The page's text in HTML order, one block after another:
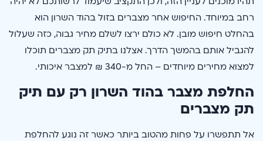
רחב במיוחד. החיפוש אחר מצברים בזול בהוד השרון הוא
בהחלט חיפוש מובן. לא כולם ירצו לשלם מחיר גבוה, כזה שעלול
להגביל אותם בהמשך הדרך. אצלנו בתיק תק מצברים תוכלו
למצוא מחירים מיוחדים – החל מ-340 ₪ למצבר איכותי.
החלפת מצבר בהוד השרון רק עם תיק
תק מצברים
אל תתפשרו על פחות מהטוב ביותר כאשר זה נוגע להחלפת